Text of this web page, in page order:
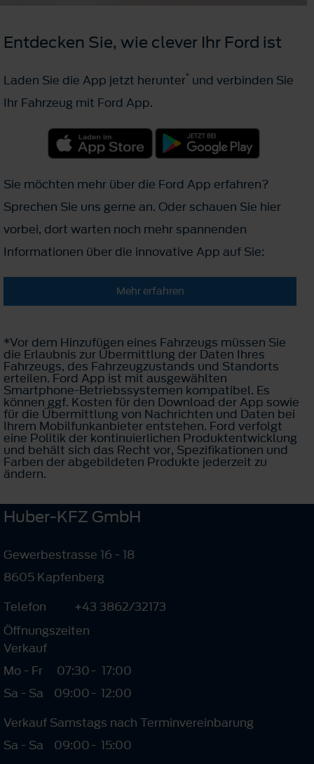
Entdecken Sie, wie clever Ihr Ford ist
Laden Sie die App jetzt herunter* und verbinden Sie
Ihr Fahrzeug mit Ford App.
Sie möchten mehr über die Ford App erfahren?
Sprechen Sie uns gerne an. Oder schauen Sie hier
vorbei, dort warten noch mehr spannenden
Informationen über die innovative App auf Sie:
Mehr erfahren
*Vor dem Hinzufügen eines Fahrzeugs müssen Sie
die Erlaubnis zur Übermittlung der Daten Ihres
Fahrzeugs, des Fahrzeugzustands und Standorts
erteilen. Ford App ist mit ausgewählten
Smartphone-Betriebssystemen kompatibel. Es
können ggf. Kosten für den Download der App sowie
für die Übermittlung von Nachrichten und Daten bei
Ihrem Mobilfunkanbieter entstehen. Ford verfolgt
eine Politik der kontinuierlichen Produktentwicklung
und behält sich das Recht vor, Spezifikationen und
Farben der abgebildeten Produkte jederzeit zu
ändern.
Huber-KFZ GmbH
Gewerbestrasse 16 - 18
8605 Kapfenberg
Telefon
+43 3862/32173
Öffnungszeiten
Verkauf
Mo - Fr
07:30- 17:00
Sa - Sa
09:00- 12:00
Verkauf Samstags nach Terminvereinbarung
Sa - Sa
09:00- 15:00